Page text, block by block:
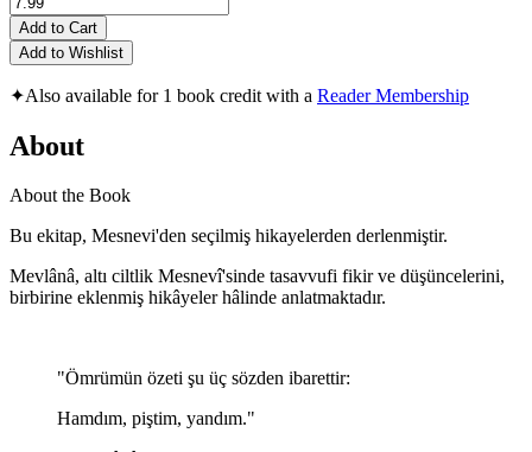
Add to Cart
Add to Wishlist
✦Also available for 1 book credit with a Reader Membership
About
About the Book
Bu ekitap, Mesnevi'den seçilmiş hikayelerden derlenmiştir.
Mevlânâ, altı ciltlik Mesnevî'sinde tasavvufi fikir ve düşüncelerini,
birbirine eklenmiş hikâyeler hâlinde anlatmaktadır.
"Ömrümün özeti şu üç sözden ibarettir:
Hamdım, piştim, yandım."